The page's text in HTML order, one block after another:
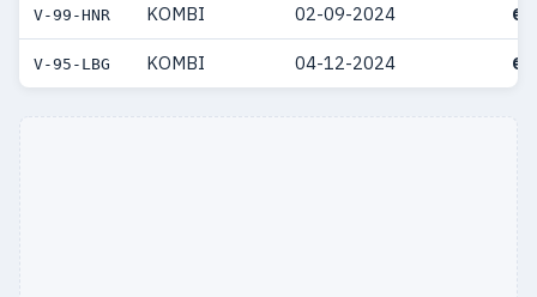
V-99-HNR KOMBI 02-09-2024 €
V-95-LBG KOMBI 04-12-2024 €